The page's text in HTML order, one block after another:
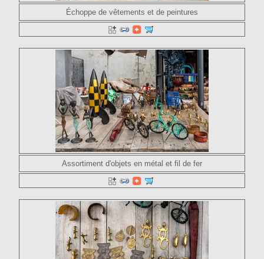
Échoppe de vêtements et de peintures
Assortiment d'objets en métal et fil de fer